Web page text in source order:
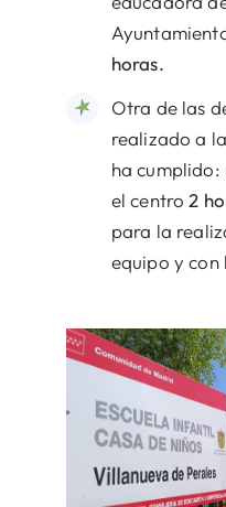
horas.
Otra de las
realizado a
ha cumplido:
el centro2
para la
equipo y con